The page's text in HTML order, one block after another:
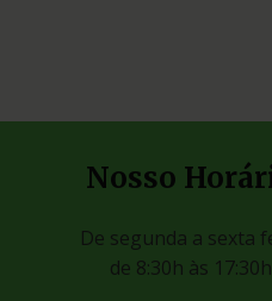
Nosso
De segunda a sexta
de 8:30h às 17:30h